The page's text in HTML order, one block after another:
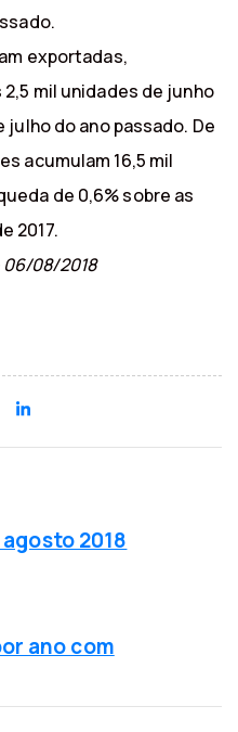
exportadas,
mil unidades de junho
julho do ano passado. De
acumulam 16,5 mil
de 0,6% sobre as
2017.
08/2018
2018
ano com